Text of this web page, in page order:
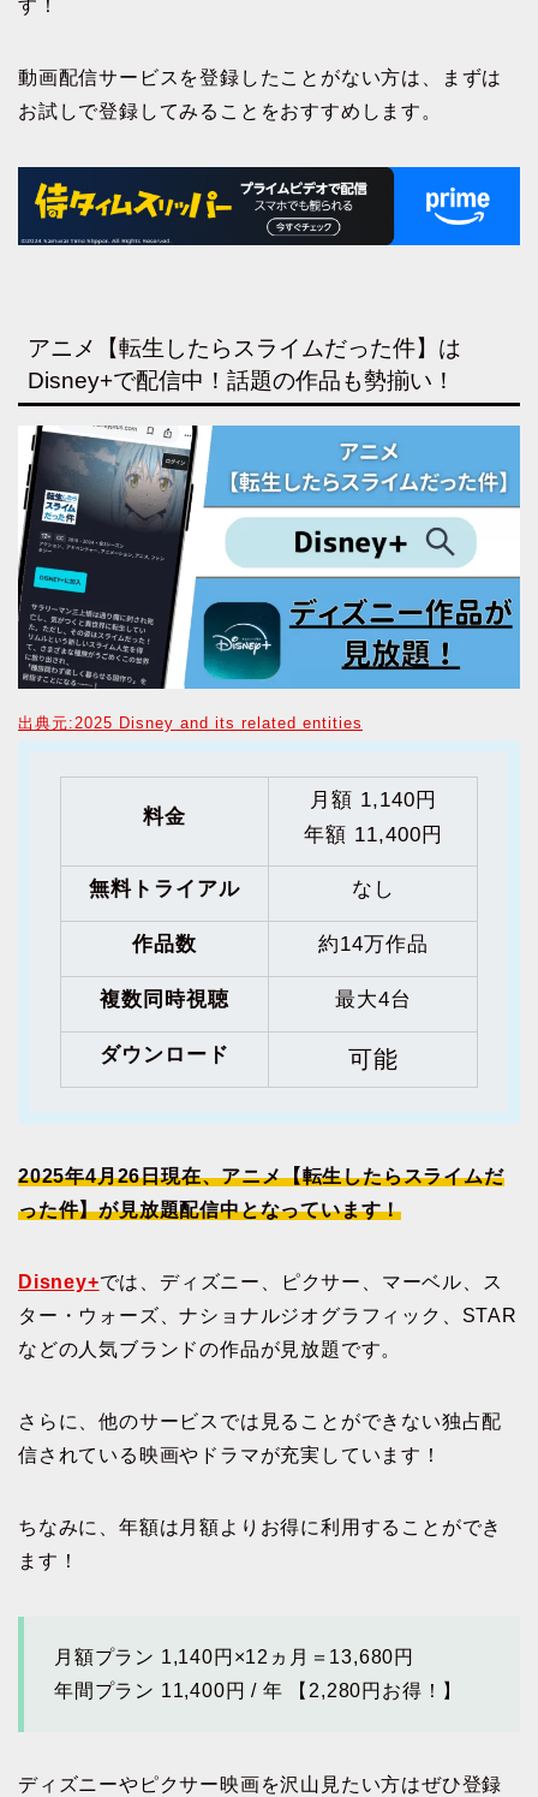
す！
動画配信サービスを登録したことがない方は、まずは
お試しで登録してみることをおすすめします。
アニメ【転生したらスライムだった件】は
Disney+で配信中！話題の作品も勢揃い！
出典元:2025 Disney and its related entities
料金
月額 1,140円
年額 11,400円
無料トライアル なし
作品数 約14万作品
複数同時視聴 最大4台
ダウンロード 可能
2025年4月26日現在、アニメ【転生したらスライムだ
った件】が見放題配信中となっています！
Disney+では、ディズニー、ピクサー、マーベル、ス
ター・ウォーズ、ナショナルジオグラフィック、STAR
などの人気ブランドの作品が見放題です。
さらに、他のサービスでは見ることができない独占配
信されている映画やドラマが充実しています！
ちなみに、年額は月額よりお得に利用することができ
ます！
月額プラン 1,140円×12ヵ月＝13,680円
年間プラン 11,400円 / 年 【2,280円お得！】
ディズニーやピクサー映画を沢山見たい方はぜひ登録